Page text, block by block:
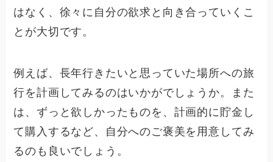
はなく、徐々に自分の欲求と向き合っていくこ
とが大切です。
例えば、長年行きたいと思っていた場所への旅
行を計画してみるのはいかがでしょうか。また
は、ずっと欲しかったものを、計画的に貯金し
て購入するなど、自分へのご褒美を用意してみ
るのも良いでしょう。